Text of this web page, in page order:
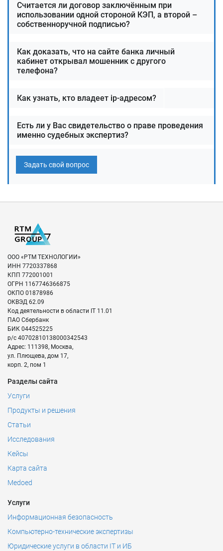
Считается ли договор заключённым при
использовании одной стороной КЭП, а второй –
собственноручной подписью?
Как доказать, что на сайте банка личный
кабинет открывал мошенник с другого
телефона?
Как узнать, кто владеет ip-адресом?
Есть ли у Вас свидетельство о праве проведения
именно судебных экспертиз?
Задать свой вопрос
ООО «РТМ ТЕХНОЛОГИИ»
ИНН 7720337868
КПП 772001001
ОГРН 1167746366875
ОКПО 01878986
ОКВЭД 62.09
Код деятельности в области IT 11.01
ПАО Сбербанк
БИК 044525225
р/с 40702810138000342543
Адрес: 111398, Москва,
ул. Плющева, дом 17,
корп. 2, пом 1
Разделы сайта
Услуги
Продукты и решения
Статьи
Исследования
Кейсы
Карта сайта
Medoed
Услуги
Информационная безопасность
Компьютерно-технические экспертизы
Юридические услуги в области IT и ИБ